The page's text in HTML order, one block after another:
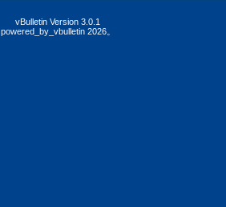
vBulletin Version 3.0.1
powered_by_vbulletin 2026。